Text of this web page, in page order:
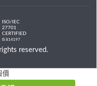
ISO/IEC
27701
CERTIFIED
IS 814197
reserved.
價